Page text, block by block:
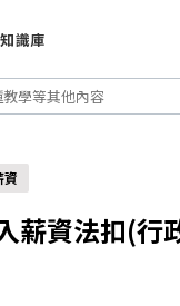
資
薪資法扣(行